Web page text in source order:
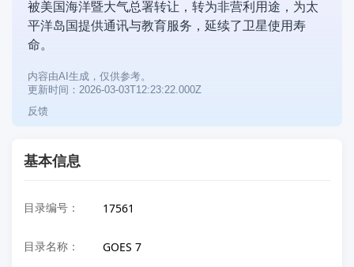
被美国海洋暨大气总署转让，转为非营利用途，为太
平洋岛国提供通讯与教育服务，延续了卫星使用寿
命。
内容由AI生成，仅供参考。
更新时间：2026-03-03T12:23:22.000Z
反馈
基本信息
目录编号： 17561
目录名称： GOES 7